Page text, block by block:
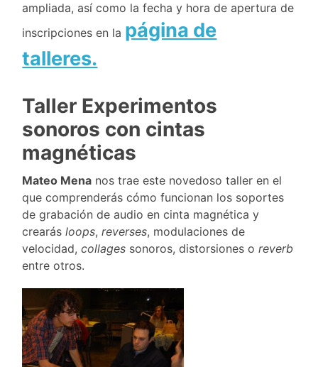
ampliada, así como la fecha y hora de apertura de
inscripciones en la página de
talleres.
Taller Experimentos
sonoros con cintas
magnéticas
Mateo Mena nos trae este novedoso taller en el
que comprenderás cómo funcionan los soportes
de grabación de audio en cinta magnética y
crearásloops,reverses, modulaciones de
velocidad,collages sonoros, distorsiones oreverb
entre otros.